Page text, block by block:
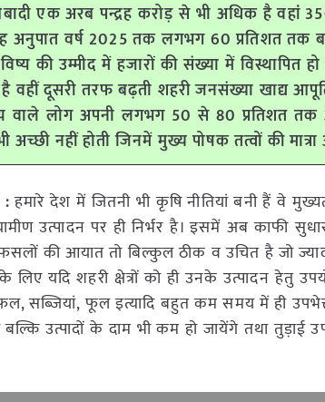
एक अरब पन्द्रह करोड़ से भी अधिक है वहां
अनुपात वर्ष 2025 तक लगभग 60 प्रतिशत तक
की उम्मीद में हजारों की संख्या में
है वहीं दूसरी तरफ बढ़ती शहरी जनसंख्या खाद्य
वाले लोग अपनी लगभग 50 से 80 प्रतिशत
अच्छी नहीं होती जिनमें मुख्य पोषक तत्वों की
:हमारे देश में जितनी भी कृषि नीतियां बनी हैं वे
उत्पादन पर ही निर्भर है। इसमें अब काफी
की आयात तो बिल्कुल ठीक व उचित है जो
यदि शहरी क्षेत्रों को ही उनके उत्पादन हेतु
सब्जियां, फूल इत्यादि बहुत कम समय में ही
बल्कि उत्पादों के दाम भी कम हो जायेंगे तथा